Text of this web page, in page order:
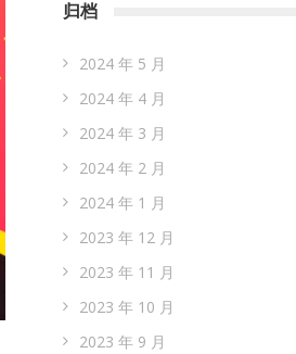
归档
2024 年 5 月
2024 年 4 月
2024 年 3 月
2024 年 2 月
2024 年 1 月
2023 年 12 月
2023 年 11 月
2023 年 10 月
2023 年 9 月